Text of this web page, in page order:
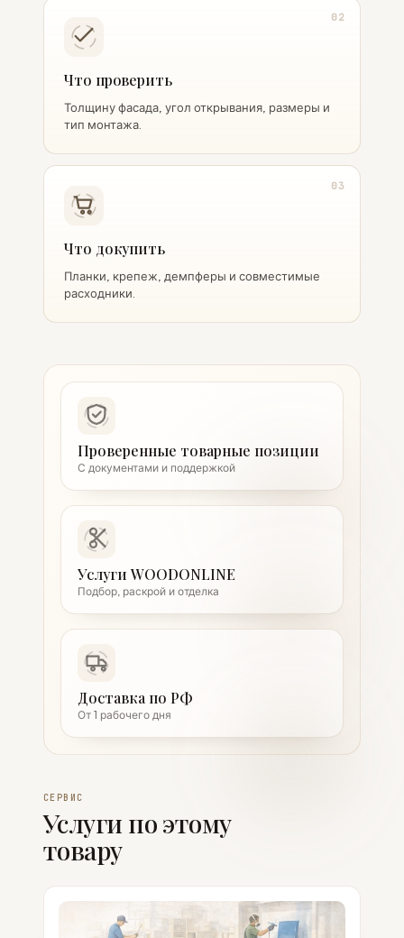
02
Что проверить
Толщину фасада, угол открывания, размеры и
тип монтажа.
03
Что докупить
Планки, крепеж, демпферы и совместимые
расходники.
Проверенные товарные позиции
С документами и поддержкой
Услуги WOODONLINE
Подбор, раскрой и отделка
Доставка по РФ
От 1 рабочего дня
СЕРВИС
Услуги по этому
товару